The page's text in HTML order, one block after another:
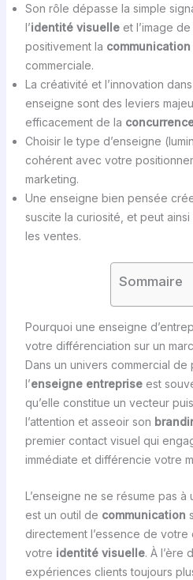
Son rôle dépasse la simple
l’identité visuelleet l’image de
positivement la communication
commerciale.
La créativité et l’innovation
enseigne sont des leviers
efficacement de la
Choisir le type d’enseigne
cohérent avec votre
marketing.
Une enseigne bien pensée
suscite la curiosité, et peut
les ventes.
Sommaire
Pourquoi une enseigne
votre différenciation sur un
Dans un univers commercial de
l’enseigne entrepriseest
qu’elle constitue un vecteur
l’attention et asseoir son
premier contact visuel qui
immédiate et différencie votre
L’enseigne ne se résume pas à
est un outil de communication
directement l’essence de
votre identité visuelle. À l’ère
expériences clients toujours